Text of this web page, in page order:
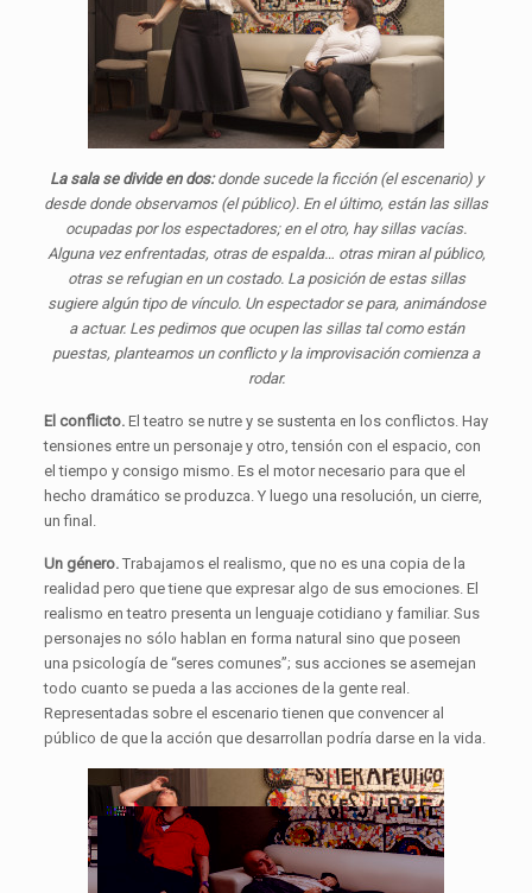
La sala se divide en dos:donde sucede la ficción (el escenario) y
desde donde observamos (el público). En el último, están las sillas
ocupadas por los espectadores; en el otro, hay sillas vacías.
Alguna vez enfrentadas, otras de espalda… otras miran al público,
otras se refugian en un costado. La posición de estas sillas
sugiere algún tipo de vínculo. Un espectador se para, animándose
a actuar. Les pedimos que ocupen las sillas tal como están
puestas, planteamos un conflicto y la improvisación comienza a
rodar.
El conflicto. El teatro se nutre y se sustenta en los conflictos. Hay
tensiones entre un personaje y otro, tensión con el espacio, con
el tiempo y consigo mismo. Es el motor necesario para que el
hecho dramático se produzca. Y luego una resolución, un cierre,
un final.
Un género.Trabajamos el realismo, que no es una copia de la
realidad pero que tiene que expresar algo de sus emociones. El
realismo en teatro presenta un lenguaje cotidiano y familiar. Sus
personajes no sólo hablan en forma natural sino que poseen
una psicología de “seres comunes”; sus acciones se asemejan
todo cuanto se pueda a las acciones de la gente real.
Representadas sobre el escenario tienen que convencer al
público de que la acción que desarrollan podría darse en la vida.